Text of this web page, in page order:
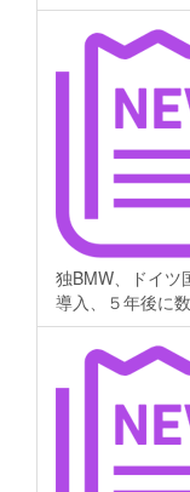
独BMW、ドイツ
導入、５年後に